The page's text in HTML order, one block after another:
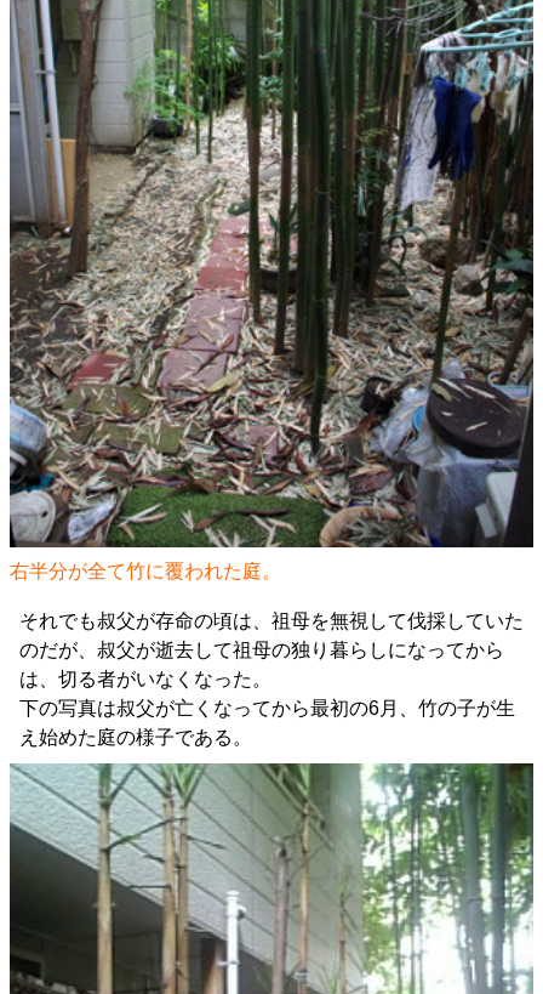
右半分が全て竹に覆われた庭。
それでも叔父が存命の頃は、祖母を無視して伐採していた
のだが、叔父が逝去して祖母の独り暮らしになってから
は、切る者がいなくなった。
下の写真は叔父が亡くなってから最初の6月、竹の子が生
え始めた庭の様子である。